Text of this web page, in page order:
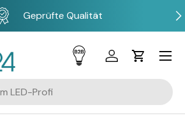
Geprüfte Qualität
Einloggen
Menü